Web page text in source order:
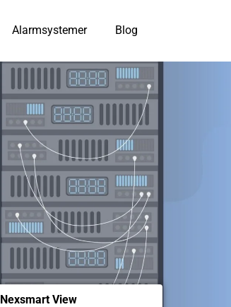
Alarmsystemer Blog
Nexsmart View